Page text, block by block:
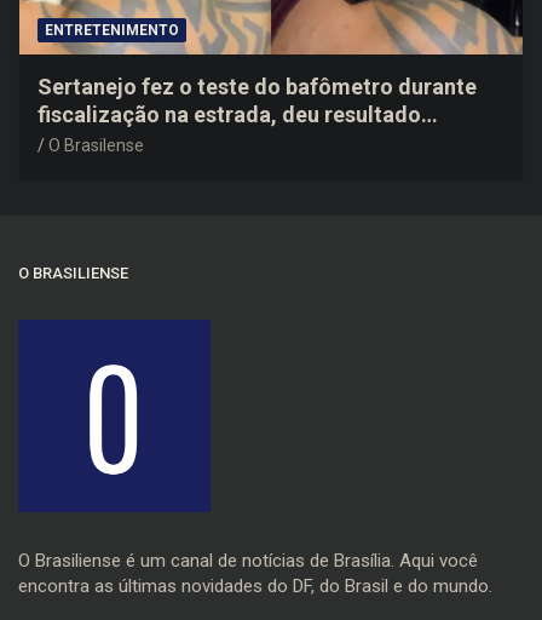
ENTRETENIMENTO
Sertanejo fez o teste do bafômetro durante
fiscalização na estrada, deu resultado
negativo e elogiou o trabalho dos agentes de
O Brasilense
O BRASILIENSE
O Brasiliense é um canal de notícias de Brasília. Aqui você
encontra as últimas novidades do DF, do Brasil e do mundo.